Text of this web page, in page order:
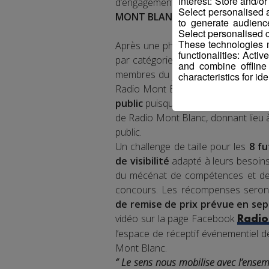
MONT BLANC.
Après une phase de pré-sélection,
par catégorie, se défieront en
membres du jury, composé des
Radio Mont Blanc. Ils auront
public puisque ce “Grand Oral”
de Radio Mont Blanc, donnant
public.
Un challenge de taille pour les 8
de visibilité adapté à leurs
du mécénat de compétences et
concours. Les récompenses
de remise de prix prévue en
vidéo sur la page Facebook
l’espace de réceptif événementiel
Mont Blanc.
“ Le sens nous mobilise avec
Select personalised
to generate
Select personalised
These technologies
functionalities:
and combine
characteristics for